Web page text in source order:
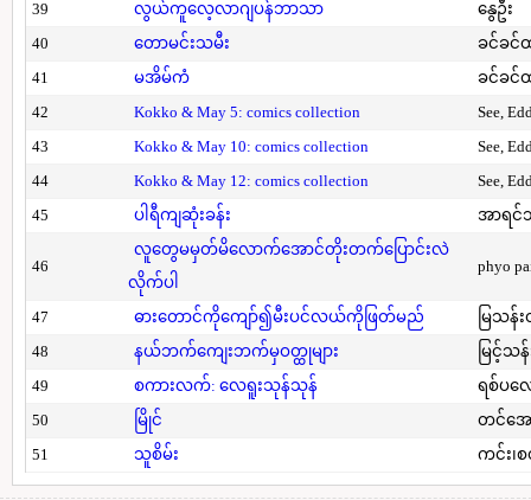
39 လွယ်ကူလေ့လာဂျပန်ဘာသာ
နွေဦး
40
တောမင်းသမီး
ခင်ခင်
41
မအိမ်ကံ
ခင်ခင်
42
Kokko & May 5: comics collection
See,
43
Kokko & May 10: comics collection
See,
44
Kokko & May 12: comics collection
See,
45
ပါရီကျဆုံးခန်း အာရင်
46
လူတွေမမှတ်မိလောက်အောင်တိုးတက်ပြောင်းလဲ
လိုက်ပါ
phyo
47 ဓားတောင်ကိုကျော်၍မီးပင်လယ်ကိုဖြတ်မည်
မြသန်
48
နယ်ဘက်ကျေးဘက်မှဝတ္ထုများ
မြင့်သန်
49
စကားလက်: လေရူးသုန်သုန်
ရစ်ပလ
50
မြိုင်
တင်အေ
51
သူစိမ်း ကင်း၊